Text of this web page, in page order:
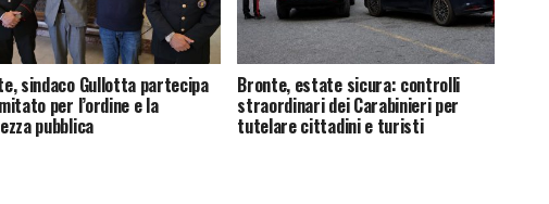
sindaco Gullotta partecipa
per l’ordine e la
pubblica
Bronte, estate sicura: controlli
straordinari dei Carabinieri per
tutelare cittadini e turisti